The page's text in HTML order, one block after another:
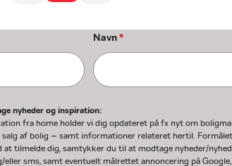
Navn *
nyheder og inspiration:
fra home holder vi dig opdateret på fx nyt om
salg af bolig – samt informationer relateret hertil.
at tilmelde dig, samtykker du til at modtage nyheder/
eller sms, samt eventuelt målrettet annoncering på